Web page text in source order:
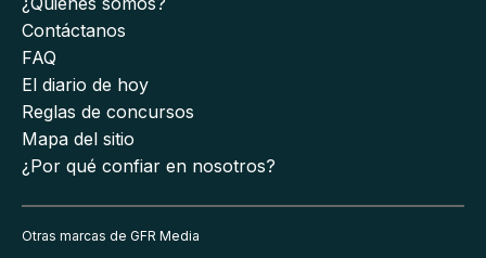
Contáctanos
FAQ
El diario de hoy
Reglas de concursos
Mapa del sitio
¿Por qué confiar en nosotros?
Otras marcas de GFR Media